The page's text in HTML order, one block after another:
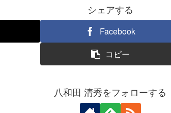
シェアする
Facebook
コピー
八和田 清秀をフォローする